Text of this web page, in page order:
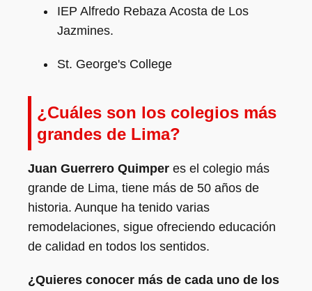
IEP Alfredo Rebaza Acosta de Los
Jazmines.
St. George's College
¿Cuáles son los colegios más
grandes de Lima?
Juan Guerrero Quimper es el colegio más
grande de Lima, tiene más de 50 años de
historia. Aunque ha tenido varias
remodelaciones, sigue ofreciendo educación
de calidad en todos los sentidos.
¿Quieres conocer más de cada uno de los